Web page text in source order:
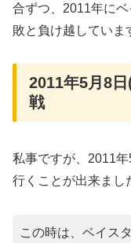
合ずつ、2011年に
敗と負け越していま
2011年5月8
戦
私事ですが、2011
行くことが出来まし
この時は、ベイス